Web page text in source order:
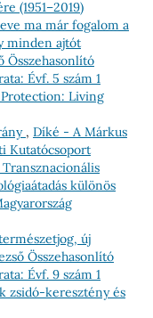
(1951–2019)
ma már fogalom a
minden ajtót
Összehasonlító
Évf. 5 szám 1
Living
, Díké - A Márkus
Kutatócsoport
különös
új
Összehasonlító
Évf. 9 szám 1
zsidó-keresztény és